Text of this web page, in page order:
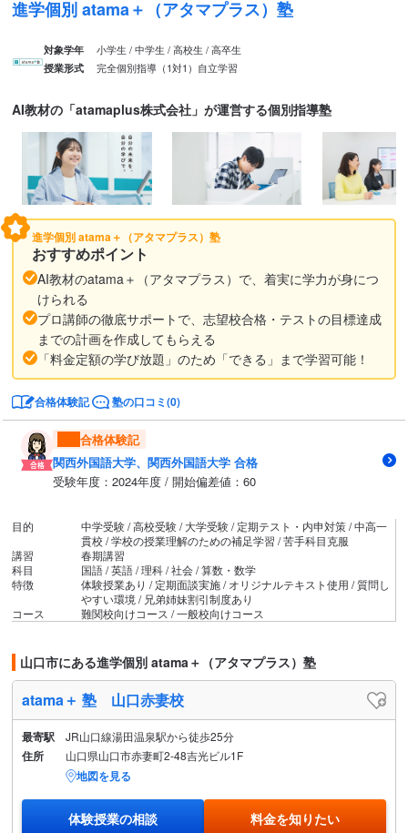
進学個別 atama＋（アタマプラス）塾
対象学年 小学生 / 中学生 / 高校生 / 高卒生
授業形式 完全個別指導（1対1） 自立学習
AI教材の「atamaplus株式会社」が運営する個別指導塾
進学個別 atama＋（アタマプラス）塾
おすすめポイント
AI教材のatama＋（アタマプラス）で、着実に学力が身につ
けられる
プロ講師の徹底サポートで、志望校合格・テストの目標達成
までの計画を作成してもらえる
「料金定額の学び放題」のため「できる」まで学習可能！
合格体験記 塾の口コミ(0)
合格体験記
関西外国語大学、関西外国語大学 合格
受験年度：2024年度 / 開始偏差値：60
目的
中学受験 / 高校受験 / 大学受験 / 定期テスト・内申対策 / 中高一
貫校 / 学校の授業理解のための補足学習 / 苦手科目克服
講習
春期講習
科目
国語 / 英語 / 理科 / 社会 / 算数・数学
特徴
体験授業あり / 定期面談実施 / オリジナルテキスト使用 / 質問し
やすい環境 / 兄弟姉妹割引制度あり
コース
難関校向けコース / 一般校向けコース
山口市にある進学個別 atama＋（アタマプラス）塾
atama＋ 塾 山口赤妻校
最寄駅 JR山口線湯田温泉駅から徒歩25分
住所 山口県山口市赤妻町2-48吉光ビル1F
地図を見る
体験授業の相談 料金を知りたい